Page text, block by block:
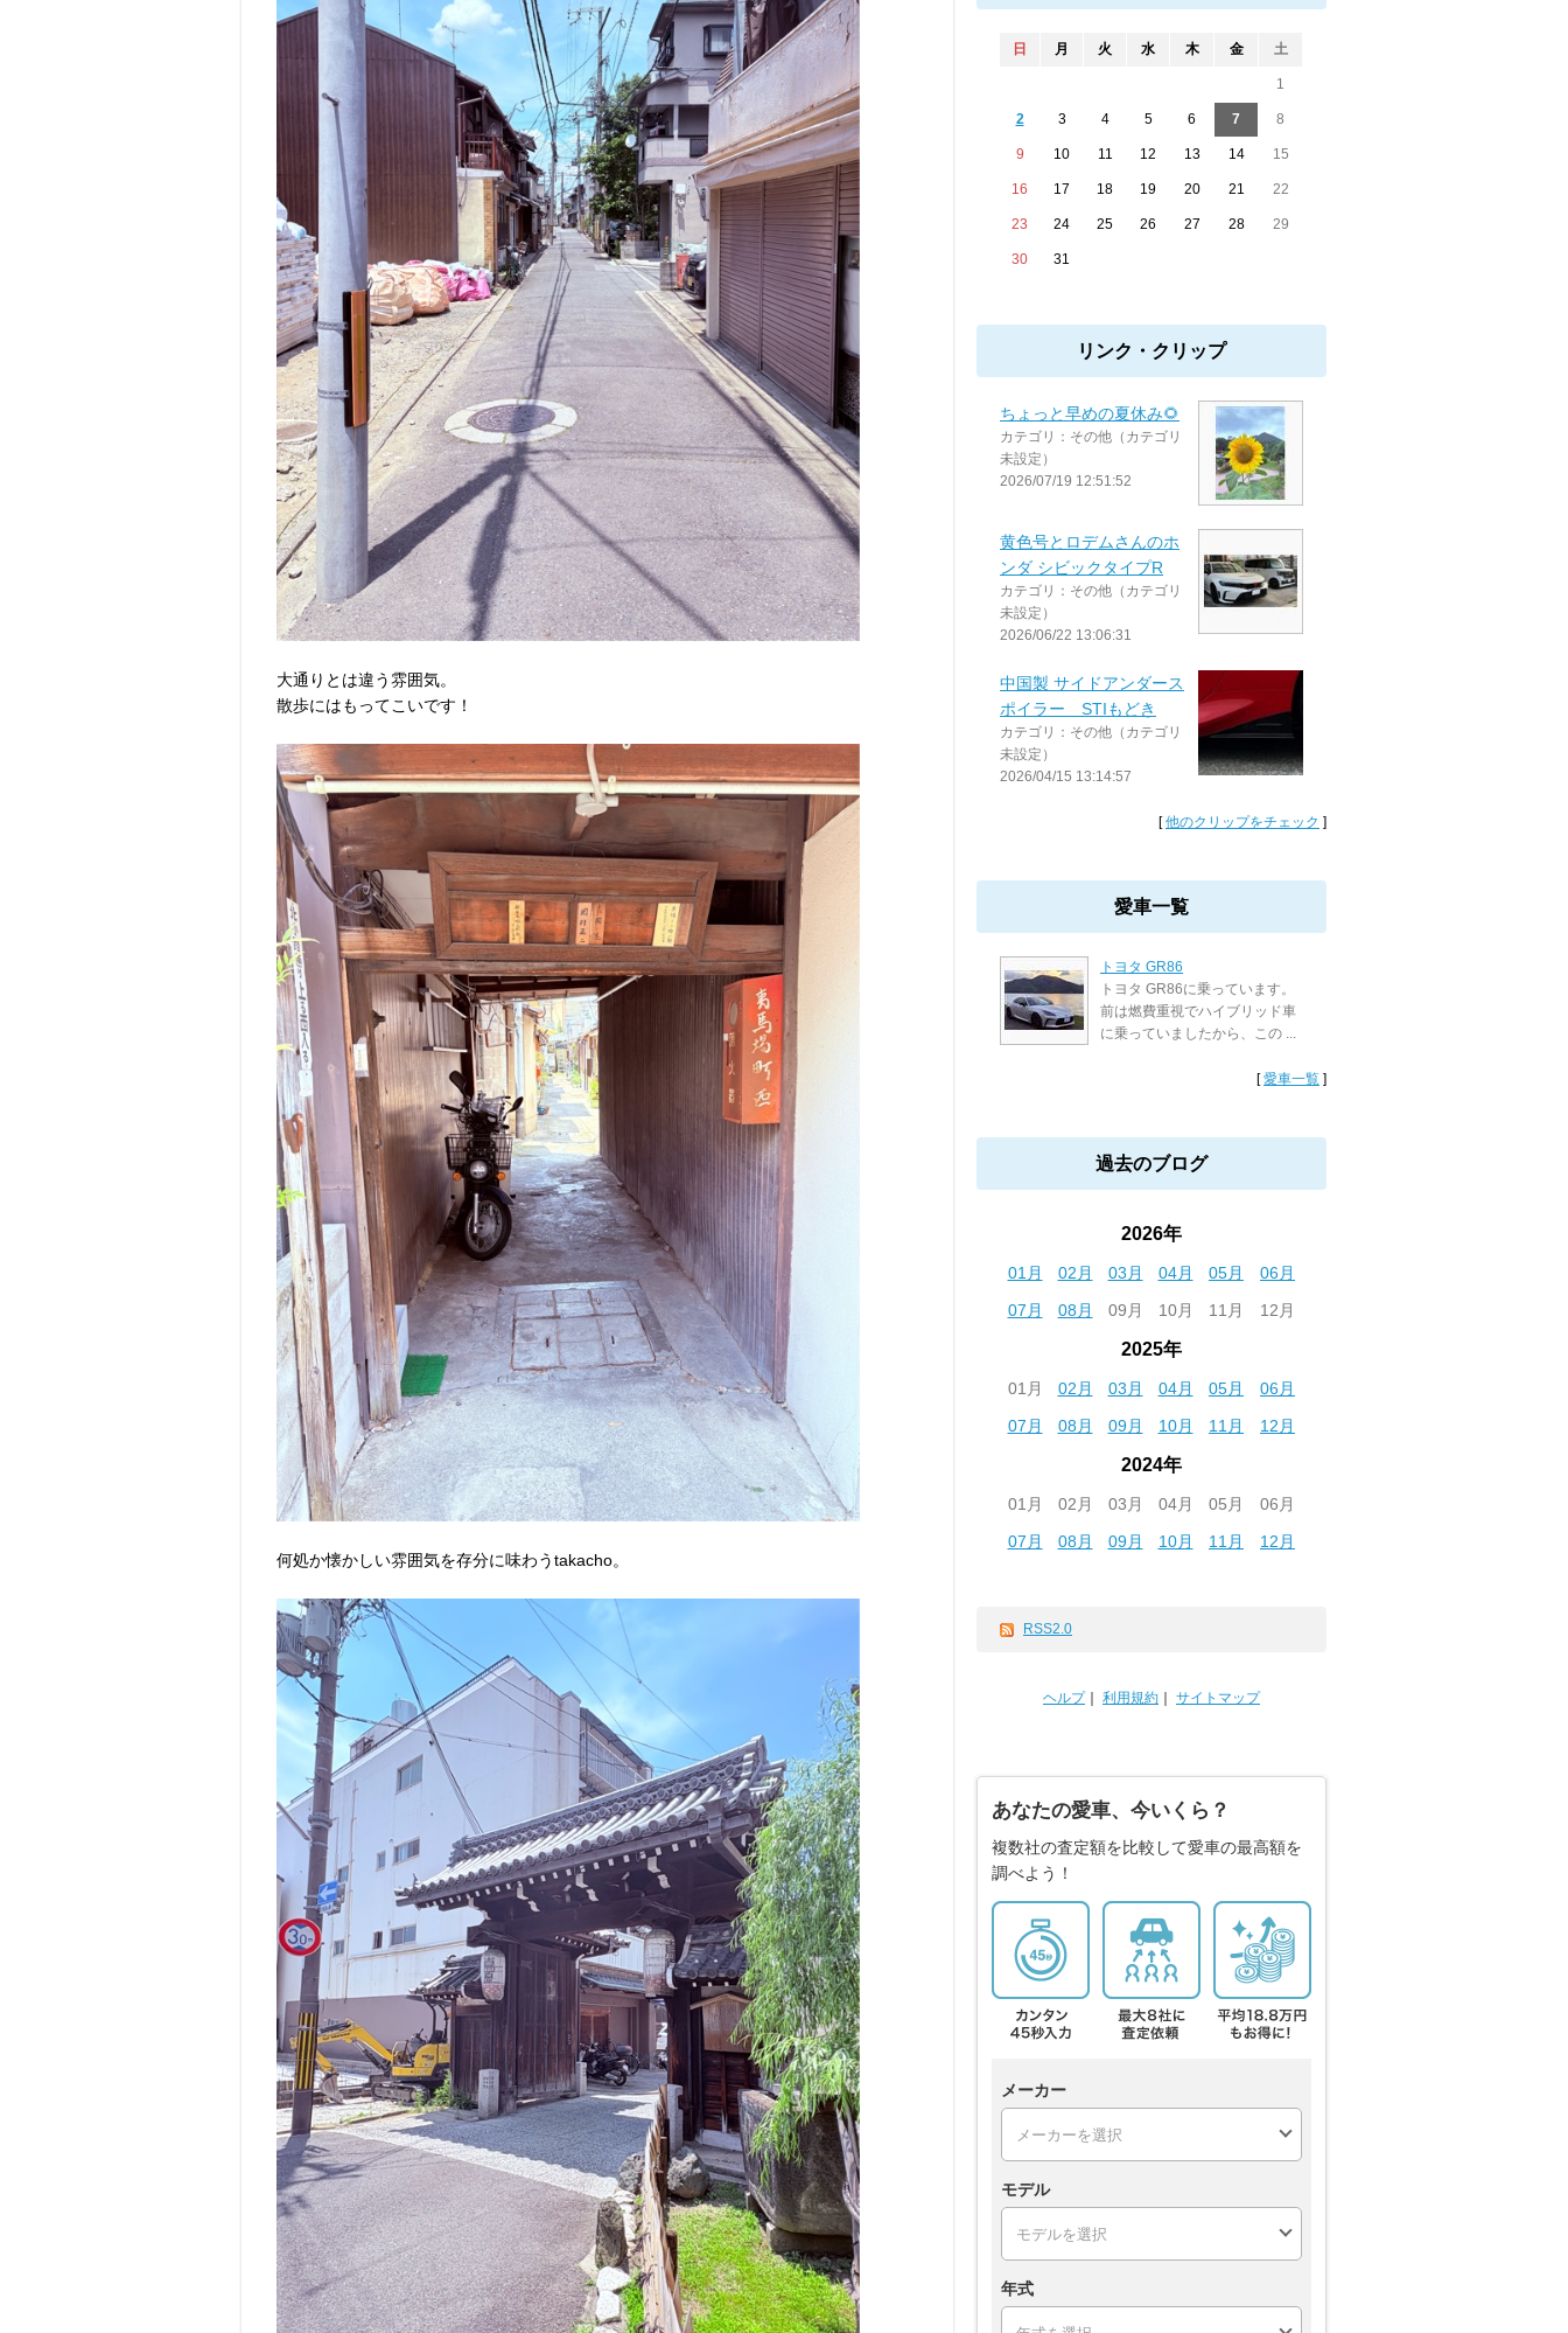
大通りとは違う雰囲気。
散歩にはもってこいです！
何処か懐かしい雰囲気を存分に味わうtakacho。
日 月 火 水 木 金 土
1
2 3 4 5 6 7 8
9 10 11 12 13 14 15
16 17 18 19 20 21 22
23 24 25 26 27 28 29
30 31
リンク・クリップ
ちょっと早めの夏休み🌻
カテゴリ：その他（カテゴリ
未設定）
2026/07/19 12:51:52
黄色号とロデムさんのホ
ンダ シビックタイプR
カテゴリ：その他（カテゴリ
未設定）
2026/06/22 13:06:31
中国製 サイドアンダース
ポイラー STIもどき
カテゴリ：その他（カテゴリ
未設定）
2026/04/15 13:14:57
[他のクリップをチェック ]
愛車一覧
トヨタ GR86
トヨタ GR86に乗っています。
前は燃費重視でハイブリッド車
に乗っていましたから、この ...
[愛車一覧 ]
過去のブログ
2026年
01月 02月 03月 04月 05月
06月
07月
08月 09月 10月 11月 12月
2025年
01月 02月 03月 04月 05月
06月
07月
08月 09月 10月 11月 12月
2024年
01月 02月 03月 04月 05月
06月
07月
08月 09月 10月 11月 12月
RSS2.0
ヘルプ｜ 利用規約 サイトマップ
あなたの愛車、今いくら？
複数社の査定額を比較して愛車の最高額を
調べよう！
メーカー
モデル
年式